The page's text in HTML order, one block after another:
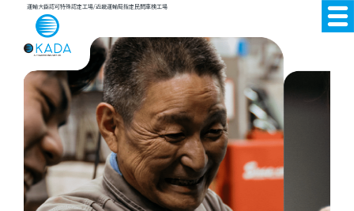
運輸大臣認可特殊認定工場/近畿運輸局指定民間車検工場